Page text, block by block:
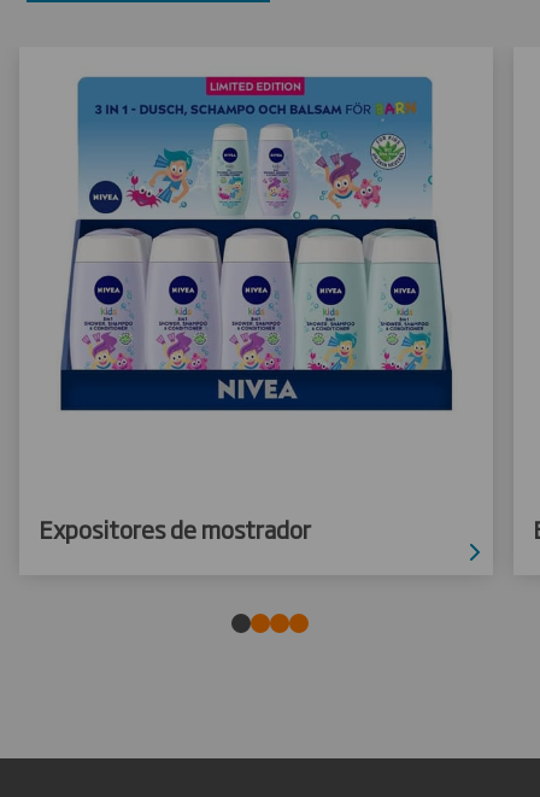
Expositores de mostrador